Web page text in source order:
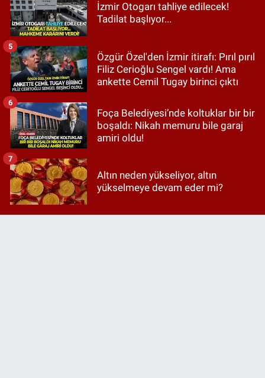
İzmir Otogarı tahliye edilecek!
Tadilat başlıyor...
Özgür Özel'den İzmir itirafı: Pırıl pırıl
Filiz Cerioğlu Sengel vardı! Ama
ankette Cemil Tugay birinci çıktı
5
Foça Belediyesi’nde koltuklar bir bir
boşaldı: Nikah memuru bile garaj
amiri oldu!
6
Altın neden yükseliyor, altın
yükselmeye devam eder mi?
7